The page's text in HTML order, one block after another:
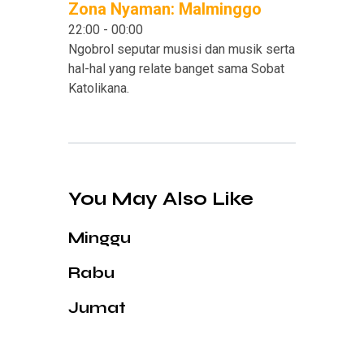
Zona Nyaman: Malminggo
22:00 - 00:00
Ngobrol seputar musisi dan musik serta
hal-hal yang relate banget sama Sobat
Katolikana.
You May Also Like
Minggu
Rabu
Jumat